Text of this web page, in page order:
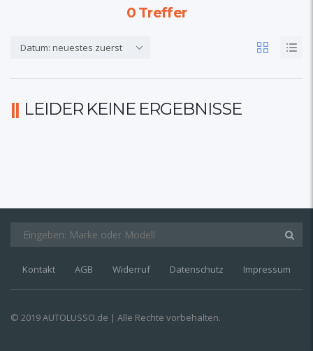
0Treffer
Datum: neuestes zuerst
LEIDER KEINE ERGEBNISSE
Kontakt AGB Widerruf Datenschutz Impressum
© 2019 AUTOLUSSO.de | Alle Rechte vorbehalten.